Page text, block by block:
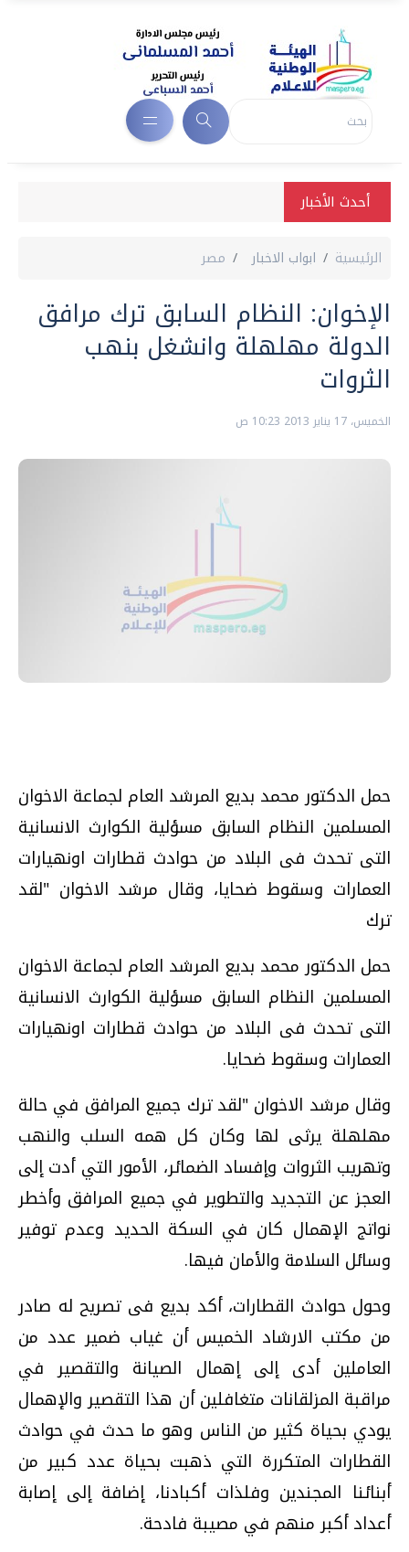
أحدث الأخبار
الرئيسية ابواب الاخبار مصر
الإخوان: النظام السابق ترك مرافق
الدولة مهلهلة وانشغل بنهب
الثروات
الخميس، 17 يناير 2013 10:23 ص
حمل الدكتور محمد بديع المرشد العام لجماعة الاخوان
المسلمين النظام السابق مسؤلية الكوارث الانسانية
التى تحدث فى البلاد من حوادث قطارات اونهيارات
العمارات وسقوط ضحايا، وقال مرشد الاخوان "لقد
ترك
حمل الدكتور محمد بديع المرشد العام لجماعة الاخوان
المسلمين النظام السابق مسؤلية الكوارث الانسانية
التى تحدث فى البلاد من حوادث قطارات اونهيارات
العمارات وسقوط ضحايا.
وقال مرشد الاخوان "لقد ترك جميع المرافق في حالة
مهلهلة يرثى لها وكان كل همه السلب والنهب
وتهريب الثروات وإفساد الضمائر، الأمور التي أدت إلى
العجز عن التجديد والتطوير في جميع المرافق وأخطر
نواتج الإهمال كان في السكة الحديد وعدم توفير
وسائل السلامة والأمان فيها.
وحول حوادث القطارات، أكد بديع فى تصريح له صادر
من مكتب الارشاد الخميس أن غياب ضمير عدد من
العاملين أدى إلى إهمال الصيانة والتقصير في
مراقبة المزلقانات متغافلين أن هذا التقصير والإهمال
يودي بحياة كثير من الناس وهو ما حدث في حوادث
القطارات المتكررة التي ذهبت بحياة عدد كبير من
أبنائنا المجندين وفلذات أكبادنا، إضافة إلى إصابة
أعداد أكبر منهم في مصيبة فادحة.